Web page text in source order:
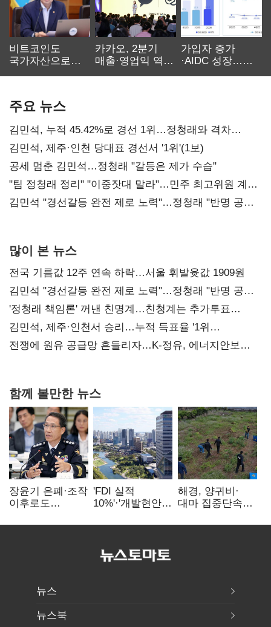
비트코인도
국가자산으로…'
카카오, 2분기
매출·영업익 역대
가입자 증가
·AIDC 성장…
주요 뉴스
김민석, 누적 45.42%로 경선 1위…정청래와 격차
0.86%p(2보)
김민석, 제주·인천 당대표 경선서 '1위'(1보)
공세 멈춘 김민석…정청래 "갈등은 제가 수습"
"팀 정청래 정리" "이중잣대 말라"…민주 최고위원 계파
다툼 격화
김민석 "경선갈등 완전 제로 노력"…정청래 "반명 공세
많이 본 뉴스
전국 기름값 12주 연속 하락…서울 휘발윳값 1909원
김민석 "경선갈등 완전 제로 노력"…정청래 "반명 공세
사과부터"
'정청래 책임론' 꺼낸 친명계…친청계는 추가투표
때리기
김민석, 제주·인천서 승리…누적 득표율 '1위
탈환'(종합)
전쟁에 원유 공급망 흔들리자…K-정유, 에너지안보
함께 볼만한 뉴스
장윤기 은폐·조작
이후로도
내부비위…경찰
'FDI 실적
10%'·'개발현안
인천경제청장
해경, 양귀비·
대마 집중단속…
249명 검거
뉴스
뉴스북